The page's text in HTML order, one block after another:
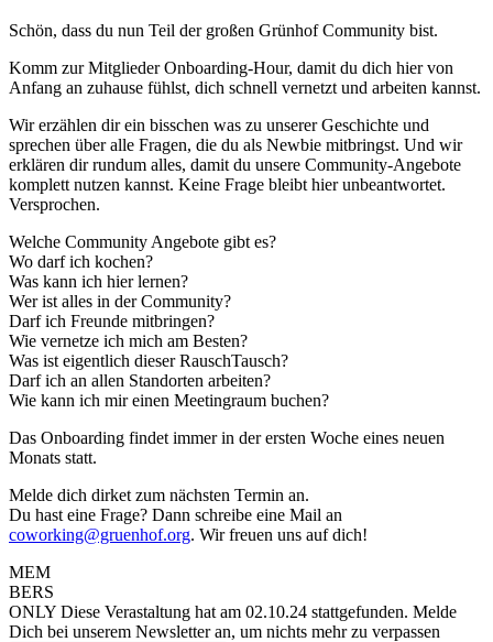
Schön, dass du nun Teil der großen Grünhof Community bist.
Komm zur Mitglieder Onboarding-Hour, damit du dich hier von
Anfang an zuhause fühlst, dich schnell vernetzt und arbeiten kannst.
Wir erzählen dir ein bisschen was zu unserer Geschichte und
sprechen über alle Fragen, die du als Newbie mitbringst. Und wir
erklären dir rundum alles, damit du unsere Community-Angebote
komplett nutzen kannst. Keine Frage bleibt hier unbeantwortet.
Versprochen.
Welche Community Angebote gibt es?
Wo darf ich kochen?
Was kann ich hier lernen?
Wer ist alles in der Community?
Darf ich Freunde mitbringen?
Wie vernetze ich mich am Besten?
Was ist eigentlich dieser RauschTausch?
Darf ich an allen Standorten arbeiten?
Wie kann ich mir einen Meetingraum buchen?
Das Onboarding findet immer in der ersten Woche eines neuen
Monats statt.
Melde dich dirket zum nächsten Termin an.
Du hast eine Frage? Dann schreibe eine Mail an
coworking@gruenhof.org. Wir freuen uns auf dich!
MEM
BERS
ONLY Diese Verastaltung hat am 02.10.24 stattgefunden. Melde
Dich bei unserem Newsletter an, um nichts mehr zu verpassen